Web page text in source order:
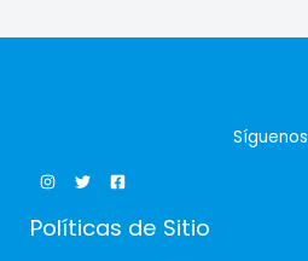
Síguenos
Políticas de Sitio